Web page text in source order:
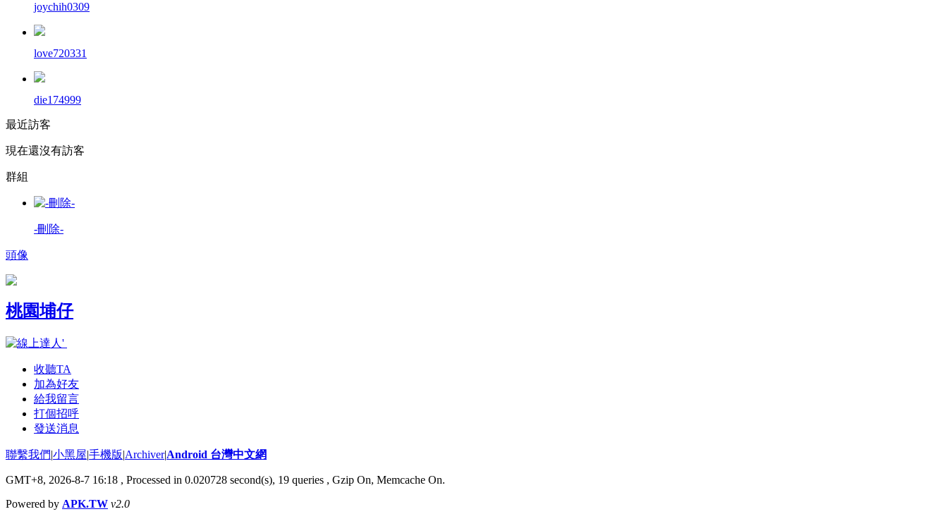
joychih0309
love720331
die174999
最近訪客
現在還沒有訪客
群組
-刪除-
頭像
桃園埔仔
收聽TA
加為好友
給我留言
打個招呼
發送消息
聯繫我們|小黑屋|手機版|Archiver|Android 台灣中文網
GMT+8, 2026-8-7 16:18 , Processed in 0.020728 second(s), 19 queries , Gzip On, Memcache On.
Powered by APK.TW v2.0